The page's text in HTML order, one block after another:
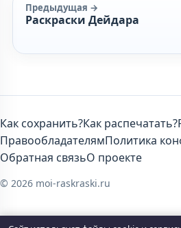
Предыдущая →
Раскраски Дейдара
Как сохранить?Как распечатать?
ПравообладателямПолитика
Обратная связьО проекте
© 2026 moi-raskraski.ru